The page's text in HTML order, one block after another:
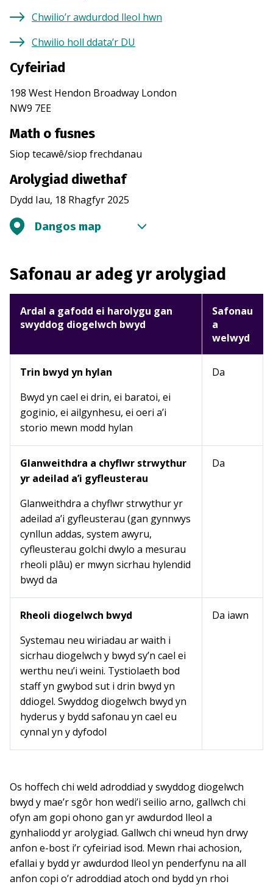
Chwilio’r awdurdod lleol hwn
Chwilio holl ddata’r DU
Cyfeiriad
198 West Hendon Broadway London
NW9 7EE
Math o fusnes
Siop tecawê/siop frechdanau
Arolygiad diwethaf
Dydd Iau, 18 Rhagfyr 2025
Dangos map
Safonau ar adeg yr arolygiad
Ardal a gafodd ei harolygu gan
swyddog diogelwch bwyd
Safonau
a
welwyd
Trin bwyd yn hylan
Bwyd yn cael ei drin, ei baratoi, ei
goginio, ei ailgynhesu, ei oeri a’i
storio mewn modd hylan
Da
Glanweithdra a chyflwr strwythur
yr adeilad a’i gyfleusterau
Glanweithdra a chyflwr strwythur yr
adeilad a’i gyfleusterau (gan gynnwys
cynllun addas, system awyru,
cyfleusterau golchi dwylo a mesurau
rheoli plâu) er mwyn sicrhau hylendid
bwyd da
Da
Rheoli diogelwch bwyd
Systemau neu wiriadau ar waith i
sicrhau diogelwch y bwyd sy’n cael ei
werthu neu’i weini. Tystiolaeth bod
staff yn gwybod sut i drin bwyd yn
ddiogel. Swyddog diogelwch bwyd yn
hyderus y bydd safonau yn cael eu
cynnal yn y dyfodol
Da iawn
Os hoffech chi weld adroddiad y swyddog diogelwch
bwyd y mae’r sgôr hon wedi’i seilio arno, gallwch chi
ofyn am gopi ohono gan yr awdurdod lleol a
gynhaliodd yr arolygiad. Gallwch chi wneud hyn drwy
anfon e-bost i’r cyfeiriad isod. Mewn rhai achosion,
efallai y bydd yr awdurdod lleol yn penderfynu na all
anfon copi o’r adroddiad atoch ond bydd yn rhoi